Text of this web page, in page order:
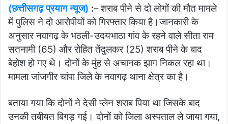
(छत्तीसगढ़ प्रयाग न्यूज) :– शराब पीने से दो लोगों की मौत मामले
में पुलिस ने दो आरोपीयों को गिरफ्तार किया है।जानकारी के
अनुसार नवागढ़ के भठली-उदयभाठा गांव के रहने वाले सीता राम
सतनामी (65) और रोहित तेंदुलकर (25) शराब पीने के बाद
बेहोश हो गए थे। दोनों के मुंह से अचानक झाग निकल रहा था।
मामला जांजगीर चांपा जिले के नवागढ़ थाना क्षेत्र का है।
बताया गया कि दोनों ने देसी प्लेन शराब पिया था जिसके बाद
उनकी तबीयत बिगड़ गई। दोनों को जिला अस्पताल ले जाया गया,